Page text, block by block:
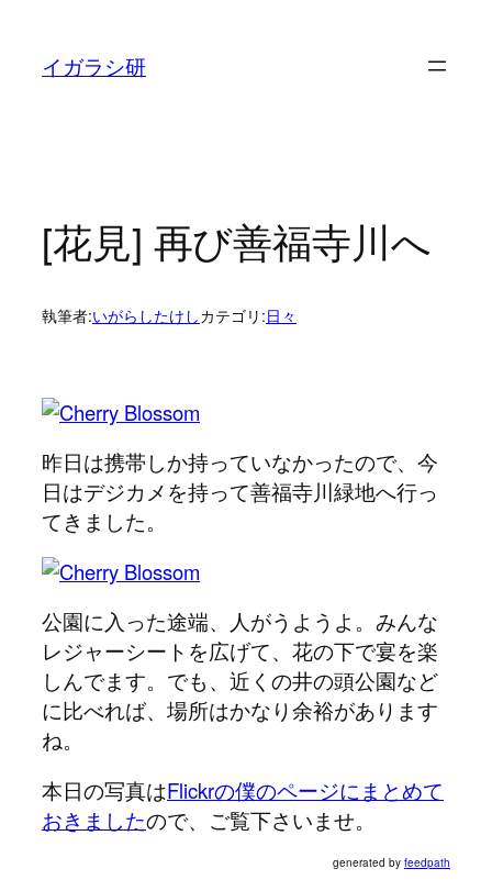
イガラシ研
[花見] 再び善福寺川へ
執筆者:いがらしたけしカテゴリ:日々
昨日は携帯しか持っていなかったので、今
日はデジカメを持って善福寺川緑地へ行っ
てきました。
公園に入った途端、人がうようよ。みんな
レジャーシートを広げて、花の下で宴を楽
しんでます。でも、近くの井の頭公園など
に比べれば、場所はかなり余裕があります
ね。
本日の写真はFlickrの僕のページにまとめて
おきましたので、ご覧下さいませ。
generated by feedpath